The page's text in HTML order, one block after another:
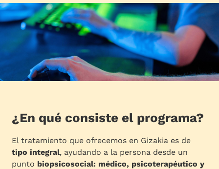
¿En qué consiste el programa?
El tratamiento que ofrecemos en Gizakia es de
tipo integral, ayudando a la persona desde un
punto biopsicosocial: médico, psicoterapéutico y